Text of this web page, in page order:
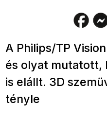
A Philips/TP
és olyat mutatott,
is elállt. 3D
tényle